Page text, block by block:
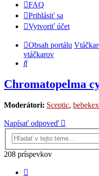
FAQ
Prihlásiť sa
Vytvoriť účet
Obsah portálu
vtáčkarov
Hľadať
Chromatopelma
Moderátori: Sceptic,
Napísať odpoveď
208 príspevkov